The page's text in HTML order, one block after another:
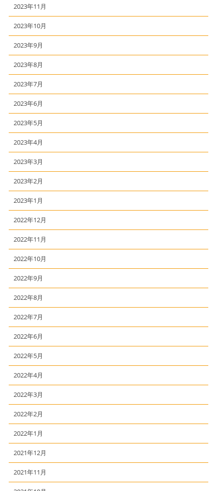
2023年11月
2023年10月
2023年9月
2023年8月
2023年7月
2023年6月
2023年5月
2023年4月
2023年3月
2023年2月
2023年1月
2022年12月
2022年11月
2022年10月
2022年9月
2022年8月
2022年7月
2022年6月
2022年5月
2022年4月
2022年3月
2022年2月
2022年1月
2021年12月
2021年11月